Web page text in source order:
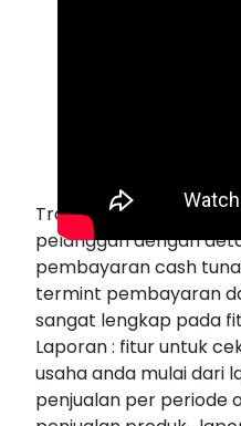
Transaksi : fitur untuk
pelanggan dengan
pembayaran cash
termint pembayaran
sangat lengkap pada
Laporan : fitur untuk
usaha anda mulai dari
penjualan per periode